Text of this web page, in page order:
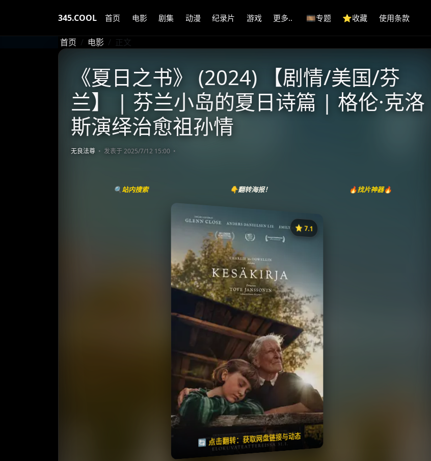
345.COOL 首页 电影 剧集 动漫 纪录片 游戏 更多.. 🎞️专题 ⭐️收藏 使用条款
首页 电影 正文
《夏日之书》 (2024) 【剧情/美国/芬
兰】 | 芬兰小岛的夏日诗篇 | 格伦·克洛
斯演绎治愈祖孙情
无良法尊 发表于 2025/7/12 15:00
🔍站内搜索 👇翻转海报！ 🔥找片神器🔥
⭐️ 7.1
🔄 点击翻转：获取网盘链接与动态
《夏日之书》
⭐
收藏
⭐️ 评分：7.1 | 🎬 2025年
夸克网盘
失效请反馈
🧧️
天天领红包